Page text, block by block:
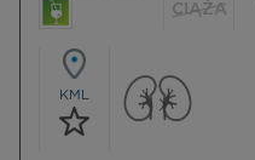
CIĄŻA
KML